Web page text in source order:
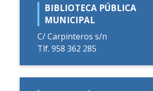
BIBLIOTECA PÚBLICA
MUNICIPAL
C/ Carpinteros s/n
Tlf. 958 362 285